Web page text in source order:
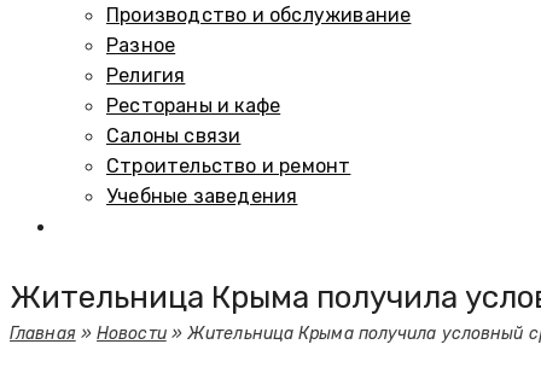
Производство и обслуживание
Разное
Религия
Рестораны и кафе
Салоны связи
Строительство и ремонт
Учебные заведения
Жительница Крыма получила
Главная»Новости»Жительница Крыма получила условный